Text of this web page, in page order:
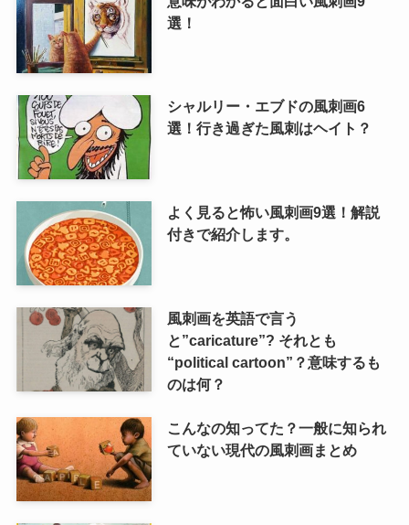
選！
シャルリー・エブドの風刺画6
選！行き過ぎた風刺はヘイト？
よく見ると怖い風刺画9選！解説
付きで紹介します。
風刺画を英語で言う
と”caricature”? それとも
“political cartoon”？意味するも
のは何？
こんなの知ってた？一般に知られ
ていない現代の風刺画まとめ